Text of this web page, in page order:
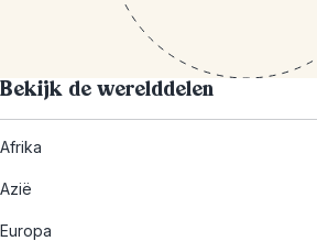
Bekijk de werelddelen
Afrika
Azië
Europa